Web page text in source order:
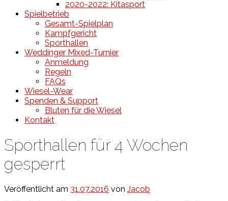
2020-2022: Kitasport
Spielbetrieb
Gesamt-Spielplan
Kampfgericht
Sporthallen
Weddinger Mixed-Turnier
Anmeldung
Regeln
FAQs
Wiesel-Wear
Spenden & Support
Bluten für die Wiesel
Kontakt
Sporthallen für 4 Wochen
gesperrt
Veröffentlicht am 31.07.2016 von Jacob